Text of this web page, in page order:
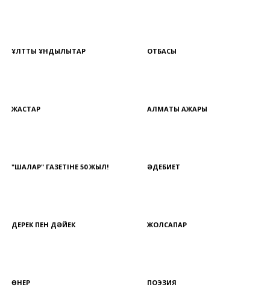
ҰЛТТЫҚ ҚҰНДЫЛЫҚТАР ОТБАСЫ
ЖАСТАР АЛМАТЫ АЖАРЫ
"ШАЛҚАР" ГАЗЕТІНЕ 50 ЖЫЛ! ӘДЕБИЕТ
ДЕРЕК ПЕН ДӘЙЕК ЖОЛСАПАР
ӨНЕР ПОЭЗИЯ